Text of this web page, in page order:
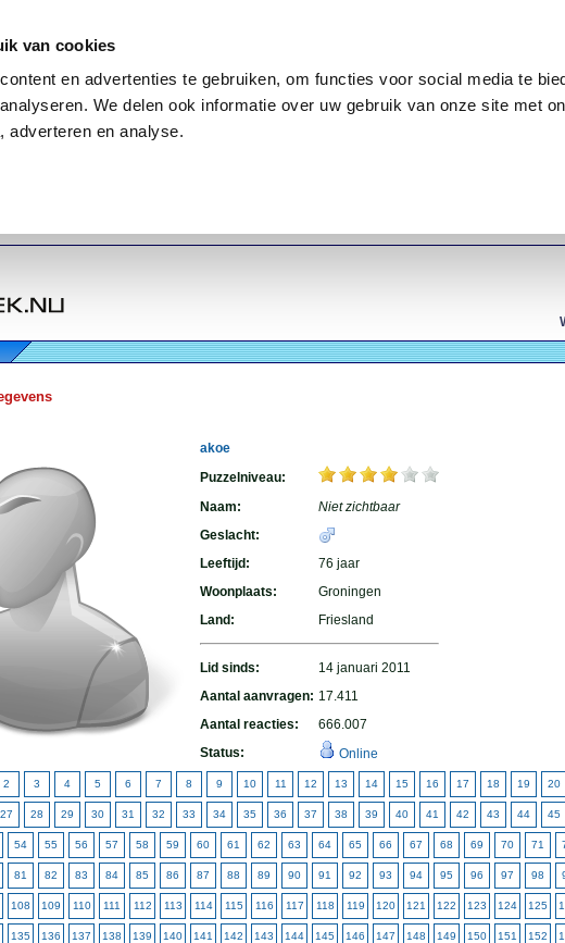
van cookies
en advertenties te gebruiken, om functies voor social media te
We delen ook informatie over uw gebruik van onze site met
adverteren en analyse.
akoe
Puzzelniveau:
Naam:
Niet zichtbaar
Geslacht:
Leeftijd:
76 jaar
Woonplaats:
Groningen
Land:
Friesland
Lid sinds:
14 januari 2011
Aantal aanvragen: 17.411
Aantal reacties:
666.007
Status:
Online
2 3 4 5 6 7 8 9 10 11 12 13 14 15 16 17 18 19 20
27 28 29 30 31 32 33 34 35 36 37 38 39 40 41 42 43 44 45
54 55 56 57 58 59 60 61 62 63 64 65 66 67 68 69 70 71
81 82 83 84 85 86 87 88 89 90 91 92 93 94 95 96 97 98
108 109 110 111 112 113 114 115 116 117 118 119 120 121 122 123 124 125
135 136 137 138 139 140 141 142 143 144 145 146 147 148 149 150 151 152